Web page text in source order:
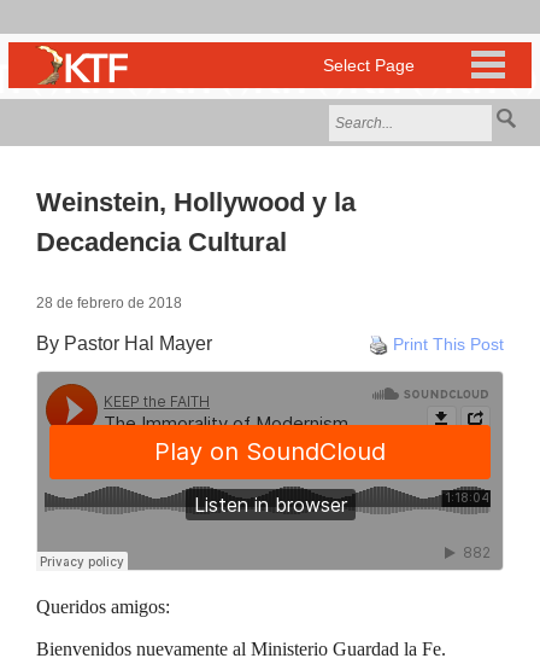
Weinstein, Hollywood y la
Decadencia Cultural
28 de febrero de 2018
Print This Post
By Pastor Hal Mayer
Queridos amigos:
Bienvenidos nuevamente al Ministerio Guardad la Fe.